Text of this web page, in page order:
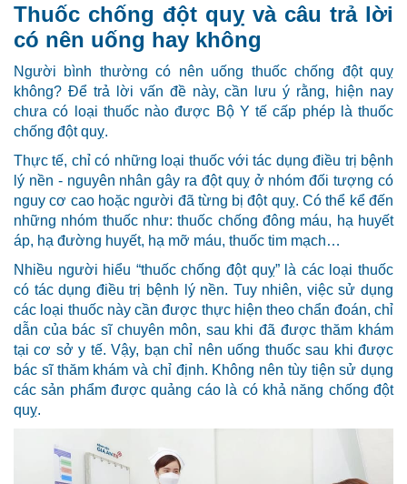
Thuốc chống đột quỵ và câu trả lời
có nên uống hay không
Người bình thường có nên uống thuốc chống đột quỵ
không? Để trả lời vấn đề này, cần lưu ý rằng, hiện nay
chưa có loại thuốc nào được Bộ Y tế cấp phép là thuốc
chống đột quỵ.
Thực tế, chỉ có những loại thuốc với tác dụng điều trị bệnh
lý nền - nguyên nhân gây ra đột quỵ ở nhóm đối tượng có
nguy cơ cao hoặc người đã từng bị đột quỵ. Có thể kể đến
những nhóm thuốc như: thuốc chống đông máu, hạ huyết
áp, hạ đường huyết, hạ mỡ máu, thuốc tim mạch…
Nhiều người hiểu “thuốc chống đột quỵ” là các loại thuốc
có tác dụng điều trị bệnh lý nền. Tuy nhiên, việc sử dụng
các loại thuốc này cần được thực hiện theo chẩn đoán, chỉ
dẫn của bác sĩ chuyên môn, sau khi đã được thăm khám
tại cơ sở y tế. Vậy, bạn chỉ nên uống thuốc sau khi được
bác sĩ thăm khám và chỉ định. Không nên tùy tiện sử dụng
các sản phẩm được quảng cáo là có khả năng chống đột
quỵ.